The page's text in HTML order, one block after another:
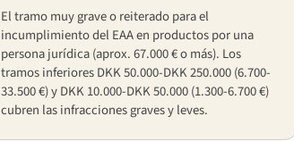
El tramo muy grave o reiterado para el
incumplimiento del EAA en productos por una
persona jurídica (aprox. 67.000 € o más). Los
tramos inferiores DKK 50.000-DKK 250.000 (6.700-
33.500 €) y DKK 10.000-DKK 50.000 (1.300-6.700 €)
cubren las infracciones graves y leves.